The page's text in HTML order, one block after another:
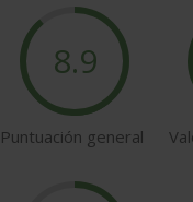
8.9
Puntuación general